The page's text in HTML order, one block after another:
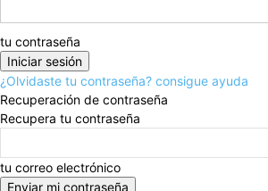
tu contraseña
¿Olvidaste tu contraseña? consigue ayuda
Recuperación de contraseña
Recupera tu contraseña
tu correo electrónico